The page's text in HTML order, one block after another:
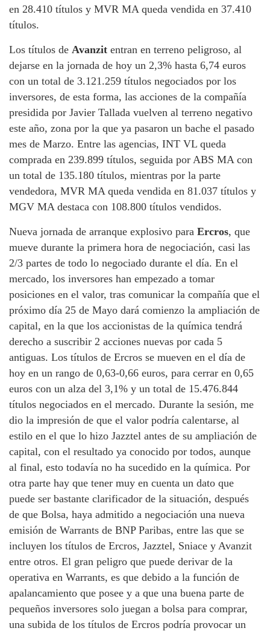
en 28.410 títulos y MVR MA queda vendida en 37.410
títulos.
Los títulos de Avanzit entran en terreno peligroso, al
dejarse en la jornada de hoy un 2,3% hasta 6,74 euros
con un total de 3.121.259 títulos negociados por los
inversores, de esta forma, las acciones de la compañía
presidida por Javier Tallada vuelven al terreno negativo
este año, zona por la que ya pasaron un bache el pasado
mes de Marzo. Entre las agencias, INT VL queda
comprada en 239.899 títulos, seguida por ABS MA con
un total de 135.180 títulos, mientras por la parte
vendedora, MVR MA queda vendida en 81.037 títulos y
MGV MA destaca con 108.800 títulos vendidos.
Nueva jornada de arranque explosivo para Ercros, que
mueve durante la primera hora de negociación, casi las
2/3 partes de todo lo negociado durante el día. En el
mercado, los inversores han empezado a tomar
posiciones en el valor, tras comunicar la compañía que el
próximo día 25 de Mayo dará comienzo la ampliación de
capital, en la que los accionistas de la química tendrá
derecho a suscribir 2 acciones nuevas por cada 5
antiguas. Los títulos de Ercros se mueven en el día de
hoy en un rango de 0,63-0,66 euros, para cerrar en 0,65
euros con un alza del 3,1% y un total de 15.476.844
títulos negociados en el mercado. Durante la sesión, me
dio la impresión de que el valor podría calentarse, al
estilo en el que lo hizo Jazztel antes de su ampliación de
capital, con el resultado ya conocido por todos, aunque
al final, esto todavía no ha sucedido en la química. Por
otra parte hay que tener muy en cuenta un dato que
puede ser bastante clarificador de la situación, después
de que Bolsa, haya admitido a negociación una nueva
emisión de Warrants de BNP Paribas, entre las que se
incluyen los títulos de Ercros, Jazztel, Sniace y Avanzit
entre otros. El gran peligro que puede derivar de la
operativa en Warrants, es que debido a la función de
apalancamiento que posee y a que una buena parte de
pequeños inversores solo juegan a bolsa para comprar,
una subida de los títulos de Ercros podría provocar un